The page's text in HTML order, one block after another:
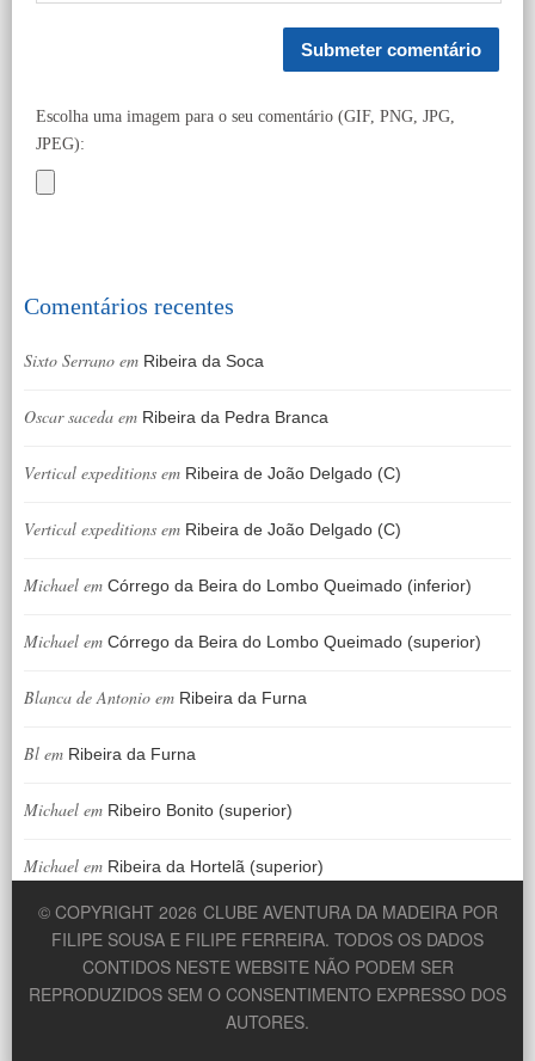
Escolha uma imagem para o seu comentário (GIF, PNG, JPG,
JPEG):
Comentários recentes
Sixto Serrano em Ribeira da Soca
Oscar saceda em Ribeira da Pedra Branca
Vertical expeditions em Ribeira de João Delgado (C)
Vertical expeditions em Ribeira de João Delgado (C)
Michael em Córrego da Beira do Lombo Queimado (inferior)
Michael em Córrego da Beira do Lombo Queimado (superior)
Blanca de Antonio em Ribeira da Furna
Bl em Ribeira da Furna
Michael em Ribeiro Bonito (superior)
Michael em Ribeira da Hortelã (superior)
© COPYRIGHT 2026 CLUBE AVENTURA DA MADEIRA POR
FILIPE SOUSA E FILIPE FERREIRA. TODOS OS DADOS
CONTIDOS NESTE WEBSITE NÃO PODEM SER
REPRODUZIDOS SEM O CONSENTIMENTO EXPRESSO DOS
AUTORES.